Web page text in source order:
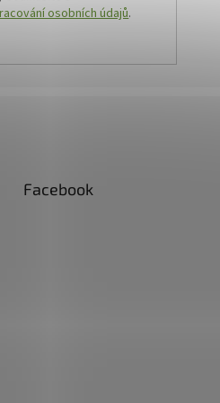
osobních údajů.
Facebook